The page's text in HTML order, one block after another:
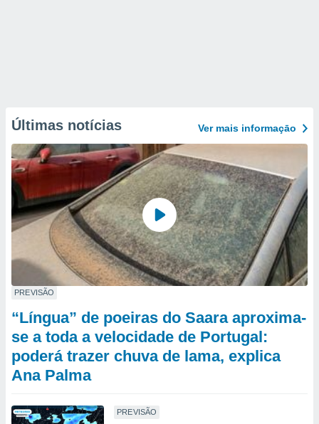
Últimas notícias Ver mais informaçāo
PREVISÃO
“Língua” de poeiras do Saara aproxima-
se a toda a velocidade de Portugal:
poderá trazer chuva de lama, explica
Ana Palma
PREVISÃO